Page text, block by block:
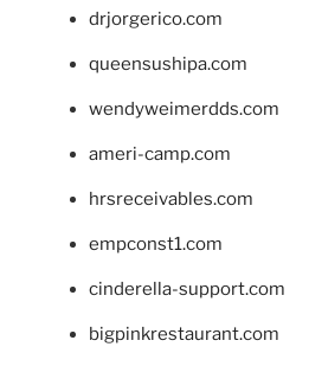
drjorgerico.com
queensushipa.com
wendyweimerdds.com
ameri-camp.com
hrsreceivables.com
empconst1.com
cinderella-support.com
bigpinkrestaurant.com